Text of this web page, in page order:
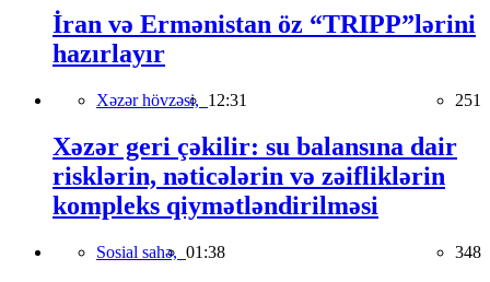
İran və Ermənistan öz “TRIPP”lərini
hazırlayır
Xəzər hövzəsi, 12:31 251
Xəzər geri çəkilir: su balansına dair
risklərin, nəticələrin və zəifliklərin
kompleks qiymətləndirilməsi
Sosial sahə, 01:38 348